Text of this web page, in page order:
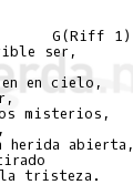
G(Riff 1)
ser,
en cielo,
misterios,
herida abierta,
tristeza.